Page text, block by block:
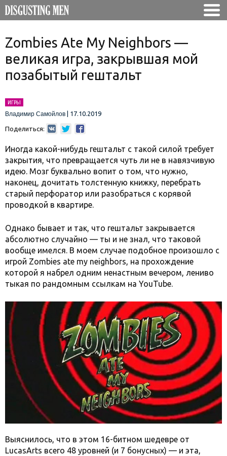
Zombies Ate My Neighbors —
великая игра, закрывшая мой
позабытый гештальт
ИГРЫ
Владимир Самойлов
17.10.2019
Поделиться:
Иногда какой-нибудь гештальт с такой силой требует
закрытия, что превращается чуть ли не в навязчивую
идею. Мозг буквально вопит о том, что нужно,
наконец, дочитать толстенную книжку, перебрать
старый перфоратор или разобраться с корявой
проводкой в квартире.
Однако бывает и так, что гештальт закрывается
абсолютно случайно — ты и не знал, что таковой
вообще имелся. В моем случае подобное произошло с
игрой Zombies ate my neighbors, на прохождение
которой я набрел одним ненастным вечером, лениво
тыкая по рандомным ссылкам на YouTube.
Выяснилось, что в этом 16-битном шедевре от
LucasArts всего 48 уровней (и 7 бонусных) — и эта,